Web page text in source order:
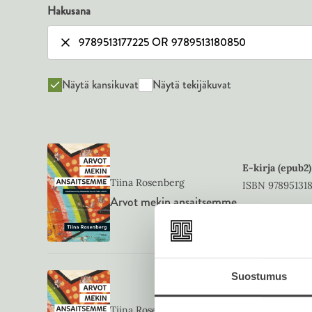
Suostumus
Hakusana
Näytä kansikuvat Näytä tekijäkuvat
Tiina Rosenberg
Arvot mekin ansaitsemme
E-kirja (epub2)
ISBN
Kovakantinen